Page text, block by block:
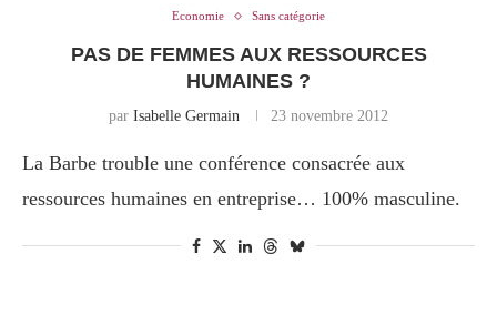
Economie Sans catégorie
PAS DE FEMMES AUX RESSOURCES
HUMAINES ?
par Isabelle Germain 23 novembre 2012
La Barbe trouble une conférence consacrée aux
ressources humaines en entreprise… 100% masculine.